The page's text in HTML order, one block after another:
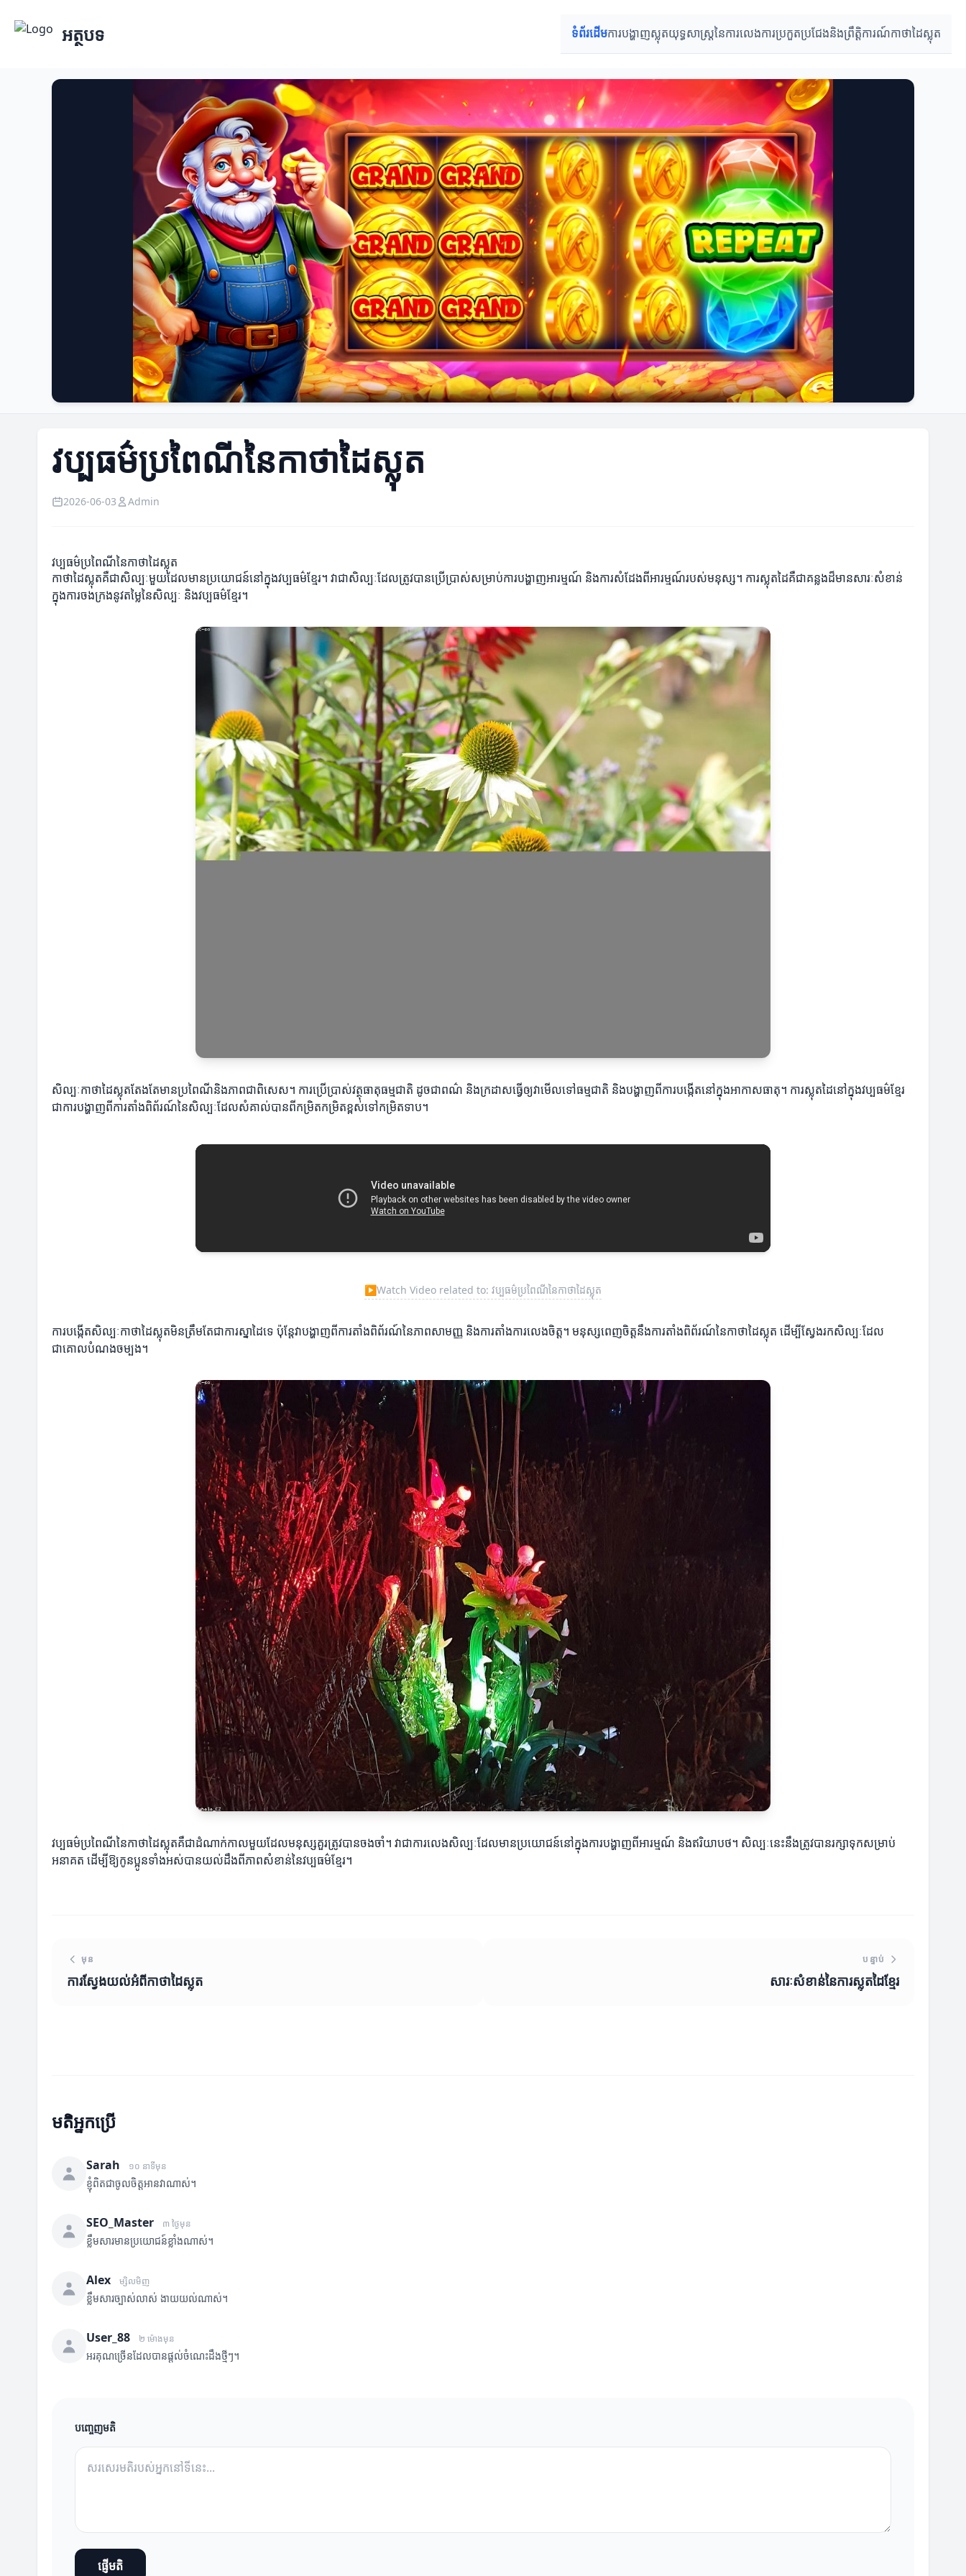
អត្ថបទ ទំព័រដើមការបង្ហាញស្លុតយុទ្ធសាស្ត្រនៃការលេងការ​ប្រកួតប្រជែង​និង​ព្រឹត្តិការណ៍កាថាដៃស្លុត
វប្បធម៌ប្រពៃណីនៃកាថាដៃស្លុត
2026-06-03 Admin
វប្បធម៌ប្រពៃណីនៃកាថាដៃស្លុត
កាថាដៃស្លុតគឺជាសិល្បៈមួយដែលមានប្រយោជន៍នៅក្នុងវប្បធម៌ខ្មែរ។ វាជាសិល្បៈដែលត្រូវបានប្រើប្រាស់សម្រាប់ការបង្ហាញអារម្មណ៍ និងការសំដែងពីអារម្មណ៍របស់មនុស្ស។ ការស្លុតដៃគឺជាគន្លងដ៏មានសារៈសំខាន់
ក្នុងការចងក្រងនូវតម្លៃនៃសិល្បៈ និងវប្បធម៌ខ្មែរ។
សិល្បៈកាថាដៃស្លុតតែងតែមានប្រពៃណីនិងភាពជាពិសេស។ ការប្រើប្រាស់វត្ថុធាតុធម្មជាតិ ដូចជាពណ៌ និងក្រដាសធ្វើឲ្យវាមើលទៅធម្មជាតិ និងបង្ហាញពីការបង្កើតនៅក្នុងអាកាសធាតុ។ ការស្លុតដៃនៅក្នុងវប្បធម៌ខ្មែរ
ជាការបង្ហាញពីការតាំងពិព័រណ៍នៃសិល្បៈដែលសំគាល់បានពីកម្រិតកម្រិតខ្ពស់ទៅកម្រិតទាប។
▶Watch Video related to: វប្បធម៌ប្រពៃណីនៃកាថាដៃស្លុត
ការបង្កើតសិល្បៈកាថាដៃស្លុតមិនត្រឹមតែជាការស្នាដៃទេ ប៉ុន្តែវាបង្ហាញពីការតាំងពិព័រណ៍នៃភាពសាមញ្ញ និងការតាំងការលេងចិត្ត។ មនុស្សពេញចិត្តនឹងការតាំងពិព័រណ៍នៃកាថាដៃស្លុត ដើម្បីស្វែងរកសិល្បៈដែល
ជាគោលបំណងចម្បង។
វប្បធម៌ប្រពៃណីនៃកាថាដៃស្លុតគឺជាដំណាក់កាលមួយដែលមនុស្សគួរត្រូវបានចងចាំ។ វាជាការលេងសិល្បៈដែលមានប្រយោជន៍នៅក្នុងការបង្ហាញពីអារម្មណ៍ និងឥរិយាបថ។ សិល្បៈនេះនឹងត្រូវបានរក្សាទុកសម្រាប់
អនាគត ដើម្បីឱ្យកូនប្អូនទាំងអស់បានយល់ដឹងពីភាពសំខាន់នៃវប្បធម៌ខ្មែរ។
មុន
ការស្វែងយល់អំពីកាថាដៃស្លុត
បន្ទាប់
សារៈសំខាន់នៃការស្លុតដៃខ្មែរ
មតិអ្នកប្រើ
Sarah ១០ នាទីមុន
ខ្ញុំពិតជាចូលចិត្តអានវាណាស់។
SEO_Master ៣ ថ្ងៃមុន
ខ្លឹមសារមានប្រយោជន៍ខ្លាំងណាស់។
Alex ម្សិលមិញ
ខ្លឹមសារច្បាស់លាស់ ងាយយល់ណាស់។
User_88 ២ ម៉ោងមុន
អរគុណច្រើនដែលបានផ្តល់ចំណេះដឹងថ្មីៗ។
បញ្ចេញមតិ
ផ្ញើមតិ